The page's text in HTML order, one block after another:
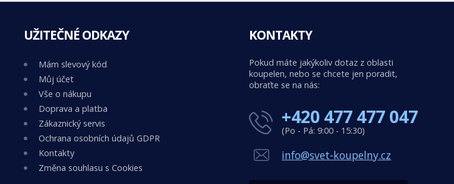
UŽITEČNÉ ODKAZY
Mám slevový kód
Můj účet
Vše o nákupu
Doprava a platba
Zákaznický servis
Ochrana osobních údajů GDPR
Kontakty
Změna souhlasu s Cookies
KONTAKTY
Pokud máte jakýkoliv dotaz z oblasti
koupelen, nebo se chcete jen poradit,
obraťte se na nás:
+420 477 477 047
(Po - Pá: 9:00 - 15:30)
info@svet-koupelny.cz